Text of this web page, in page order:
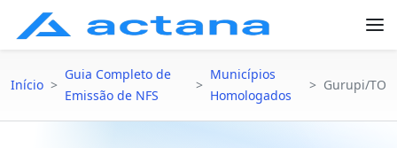
Início >
Guia Completo de
Emissão de NFS
>
Municípios
Homologados
> Gurupi/TO